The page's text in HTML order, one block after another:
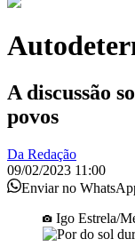
A discussão
povos
Da Redação
09/02/2023 11:00
Enviar no
Igo Estrela/